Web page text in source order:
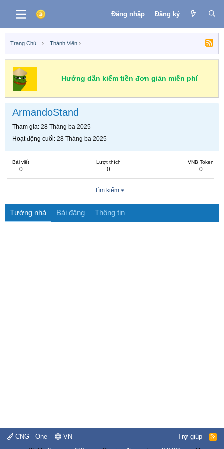
Đăng nhập Đăng ký
Trang Chủ Thành Viên
Hướng dẫn kiếm tiền đơn giản miễn phí
ArmandoStand
Tham gia 28 Tháng ba 2025
Hoạt động cuối 28 Tháng ba 2025
Bài viết
0
Lượt thích
0
VNB Token
0
Tìm kiếm
Tường nhà Bài đăng Thông tin
CNG - One VN Trợ giúp
R